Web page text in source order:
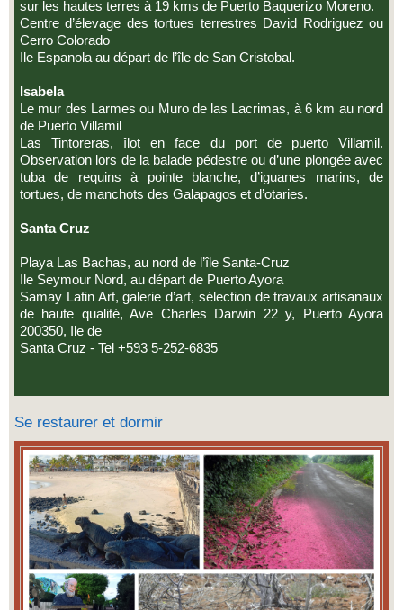
sur les hautes terres à 19 kms de Puerto Baquerizo Moreno.
Centre d’élevage des tortues terrestres David Rodriguez ou
Cerro Colorado
Ile Espanola au départ de l’île de San Cristobal.
Isabela
Le mur des Larmes ou Muro de las Lacrimas, à 6 km au nord
de Puerto Villamil
Las Tintoreras, îlot en face du port de puerto Villamil.
Observation lors de la balade pédestre ou d’une plongée avec
tuba de requins à pointe blanche, d’iguanes marins, de
tortues, de manchots des Galapagos et d’otaries.
Santa Cruz
Playa Las Bachas, au nord de l’île Santa-Cruz
Ile Seymour Nord, au départ de Puerto Ayora
Samay Latin Art, galerie d’art, sélection de travaux artisanaux
de haute qualité, Ave Charles Darwin 22 y, Puerto Ayora
200350, Ile de
Santa Cruz - Tel +593 5-252-6835
Se restaurer et dormir